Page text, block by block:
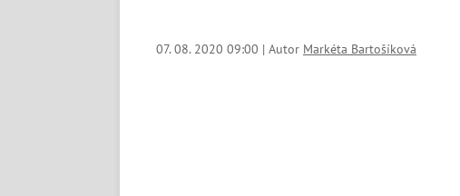
07. 08. 2020 09:00 | Autor Markéta Bartošíková